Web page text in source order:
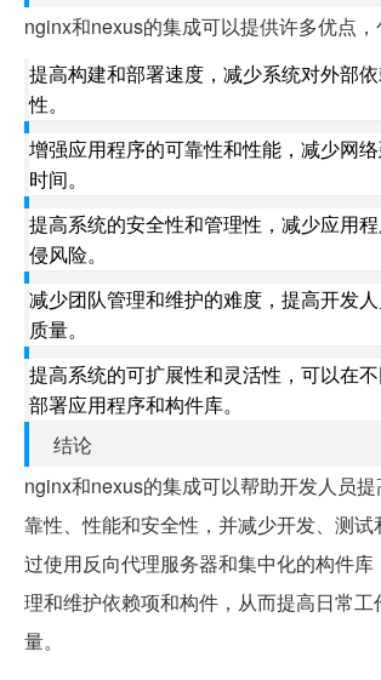
nginx和nexus的集成可以提供许多优点，
提高构建和部署速度，减少系统对外部
性。
增强应用程序的可靠性和性能，减少网
时间。
提高系统的安全性和管理性，减少应用
侵风险。
减少团队管理和维护的难度，提高开发
质量。
提高系统的可扩展性和灵活性，可以在
部署应用程序和构件库。
结论
nginx和nexus的集成可以帮助开发人员
靠性、性能和安全性，并减少开发、测试
过使用反向代理服务器和集中化的构件库
理和维护依赖项和构件，从而提高日常工
量。